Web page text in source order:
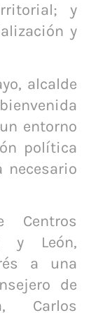
y
y
alcalde
entorno
política
necesario
Centros
y León,
a una
de
Carlos